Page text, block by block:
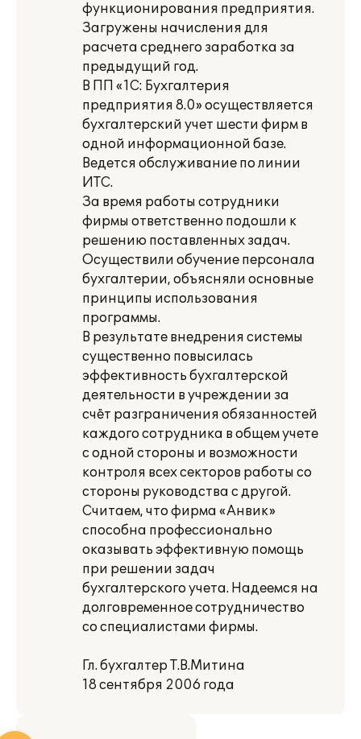
функционирования предприятия.
Загружены начисления для
расчета среднего заработка за
предыдущий год.
В ПП «1С: Бухгалтерия
предприятия 8.0» осуществляется
бухгалтерский учет шести фирм в
одной информационной базе.
Ведется обслуживание по линии
ИТС.
За время работы сотрудники
фирмы ответственно подошли к
решению поставленных задач.
Осуществили обучение персонала
бухгалтерии, объясняли основные
принципы использования
программы.
В результате внедрения системы
существенно повысилась
эффективность бухгалтерской
деятельности в учреждении за
счёт разграничения обязанностей
каждого сотрудника в общем учете
с одной стороны и возможности
контроля всех секторов работы со
стороны руководства с другой.
Считаем, что фирма «Анвик»
способна профессионально
оказывать эффективную помощь
при решении задач
бухгалтерского учета. Надеемся на
долговременное сотрудничество
со специалистами фирмы.
Гл. бухгалтер Т.В.Митина
18 сентября 2006 года